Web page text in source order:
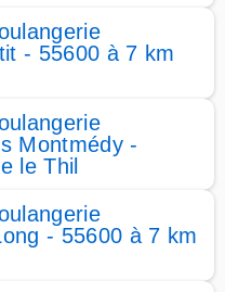
- 55600 à 7 km
Montmédy -
le Thil
- 55600 à 7 km